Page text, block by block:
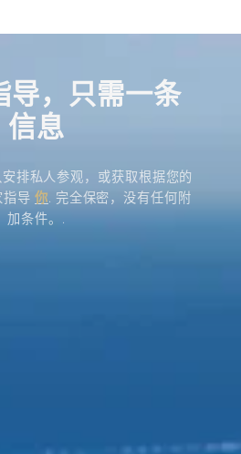
导，只需一条
信息
排私人参观，或获取根据您的
指导你. 完全保密，没有任何附
加条件。.